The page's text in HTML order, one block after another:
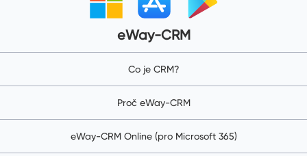
eWay-CRM
Co je CRM?
Proč eWay-CRM
eWay-CRM Online (pro Microsoft 365)